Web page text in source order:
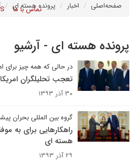
تماس با ما صفحه‌اصلی اخبار پرونده هسته ای
پرونده هسته ای - آرشیو
در حالی که همه چیز برای
تعجب تحلیلگران
۳۰ آذر ۱۳۹۳
گروه بین المللی بحران
راهکارهایی برای به
هسته ای
۲۹ آذر ۱۳۹۳